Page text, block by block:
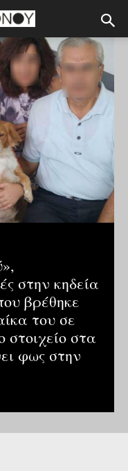
στην κηδεία
βρέθηκε
του σε
στοιχείο στα
φως στην